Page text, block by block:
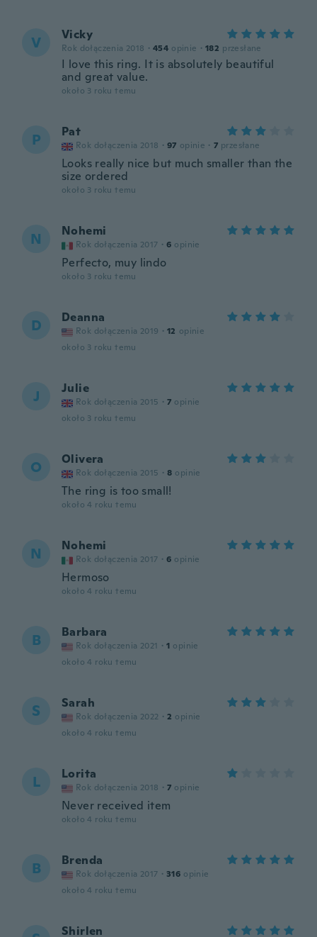
V Vicky
Rok dołączenia 2018 · 454 opinie · 182 przesłane
I love this ring. It is absolutely beautiful
and great value.
około 3 roku temu
P Pat
Rok dołączenia 2018 · 97 opinie · 7 przesłane
Looks really nice but much smaller than the
size ordered
około 3 roku temu
N Nohemi
Rok dołączenia 2017 · 6 opinie
Perfecto, muy lindo
około 3 roku temu
D Deanna
Rok dołączenia 2019 · 12 opinie
około 3 roku temu
J Julie
Rok dołączenia 2015 · 7 opinie
około 3 roku temu
O Olivera
Rok dołączenia 2015 · 8 opinie
The ring is too small!
około 4 roku temu
N Nohemi
Rok dołączenia 2017 · 6 opinie
Hermoso
około 4 roku temu
B Barbara
Rok dołączenia 2021 · 1 opinie
około 4 roku temu
S Sarah
Rok dołączenia 2022 · 2 opinie
około 4 roku temu
L Lorita
Rok dołączenia 2018 · 7 opinie
Never received item
około 4 roku temu
B Brenda
Rok dołączenia 2017 · 316 opinie
około 4 roku temu
Shirlen